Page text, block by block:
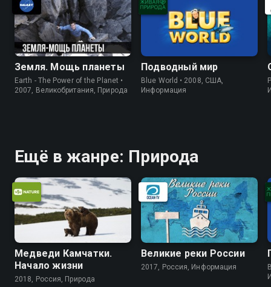
Земля. Мощь планеты
Earth - The Power of the Planet •
2007, Великобритания, Природа
Подводный мир
Blue World • 2008, США,
Информация
Ещё в жанре: Природа
Медведи Камчатки.
Начало жизни
2018, Россия, Природа
Великие реки России
2017, Россия, Информация